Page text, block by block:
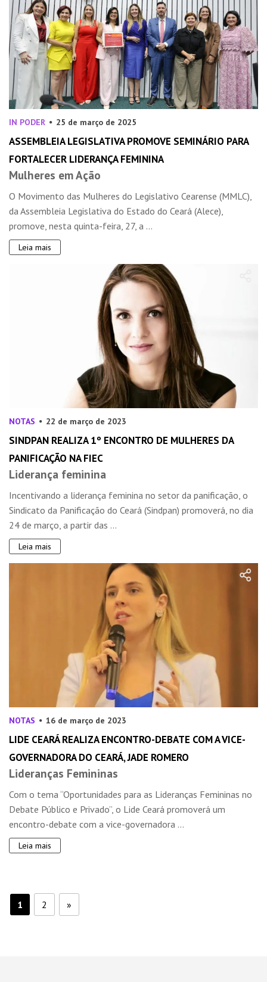
IN PODER 25 de março de 2025
ASSEMBLEIA LEGISLATIVA PROMOVE SEMINÁRIO PARA
FORTALECER LIDERANÇA FEMININA
Mulheres em Ação
O Movimento das Mulheres do Legislativo Cearense (MMLC),
da Assembleia Legislativa do Estado do Ceará (Alece),
promove, nesta quinta-feira, 27, a ...
Leia mais
NOTAS 22 de março de 2023
SINDPAN REALIZA 1º ENCONTRO DE MULHERES DA
PANIFICAÇÃO NA FIEC
Liderança feminina
Incentivando a liderança feminina no setor da panificação, o
Sindicato da Panificação do Ceará (Sindpan) promoverá, no dia
24 de março, a partir das ...
Leia mais
NOTAS 16 de março de 2023
LIDE CEARÁ REALIZA ENCONTRO-DEBATE COM A VICE-
GOVERNADORA DO CEARÁ, JADE ROMERO
Lideranças Femininas
Com o tema “Oportunidades para as Lideranças Femininas no
Debate Público e Privado”, o Lide Ceará promoverá um
encontro-debate com a vice-governadora ...
Leia mais
1 2 »